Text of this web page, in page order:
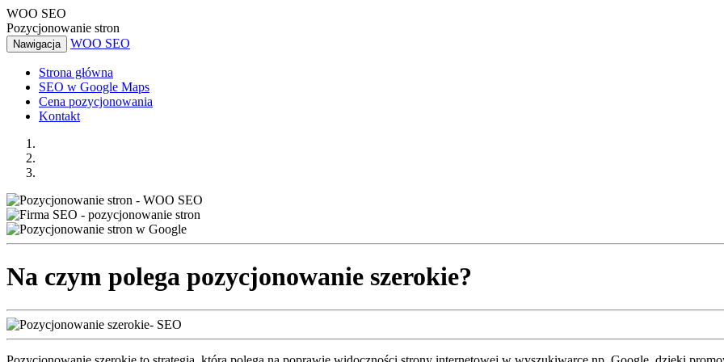
WOO SEO
Pozycjonowanie stron
Nawigacja WOO SEO
Strona główna
SEO w Google Maps
Cena pozycjonowania
Kontakt
Na czym polega pozycjonowanie szerokie?